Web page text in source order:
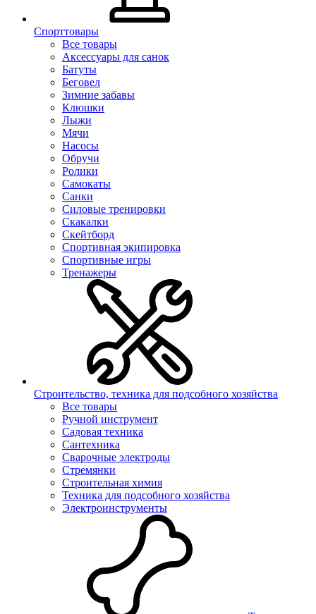
Спорттовары
Все товары
Аксессуары для санок
Батуты
Беговел
Зимние забавы
Клюшки
Лыжи
Мячи
Насосы
Обручи
Ролики
Самокаты
Санки
Силовые тренировки
Скакалки
Скейтборд
Спортивная экипировка
Спортивные игры
Тренажеры
Строительство, техника для подсобного хозяйства
Все товары
Ручной инструмент
Садовая техника
Сантехника
Сварочные электроды
Стремянки
Строительная химия
Техника для подсобного хозяйства
Электроинструменты